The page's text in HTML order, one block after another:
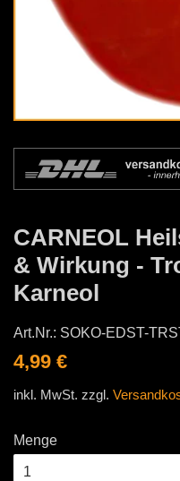
CARNEOL
& Wirkung -
Karneol
Art.Nr.: SOKO-EDST-
Normaler
4,99 €
inkl. MwSt. zzgl.
Menge